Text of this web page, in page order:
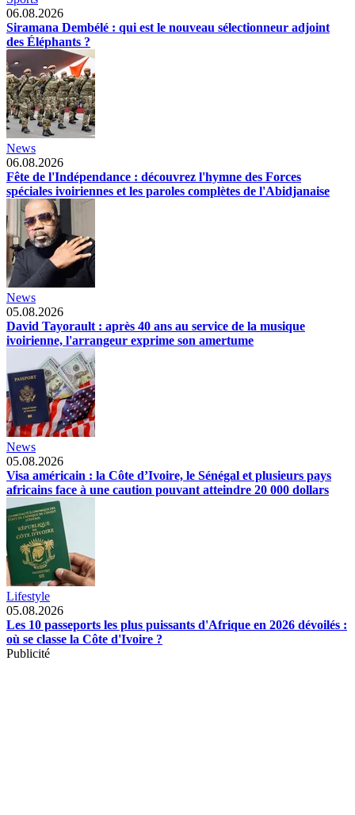
06.08.2026
Siramana Dembélé : qui est le nouveau sélectionneur adjoint
des Éléphants ?
News
06.08.2026
Fête de l'Indépendance : découvrez l'hymne des Forces
spéciales ivoiriennes et les paroles complètes de l'Abidjanaise
News
05.08.2026
David Tayorault : après 40 ans au service de la musique
ivoirienne, l'arrangeur exprime son amertume
News
05.08.2026
Visa américain : la Côte d’Ivoire, le Sénégal et plusieurs pays
africains face à une caution pouvant atteindre 20 000 dollars
Lifestyle
05.08.2026
Les 10 passeports les plus puissants d'Afrique en 2026 dévoilés :
où se classe la Côte d'Ivoire ?
Publicité